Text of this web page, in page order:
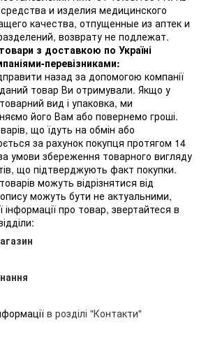
и изделия медицинского
качества, отпущенные из аптек и
возврату не подлежат.
з доставкою по Україні
перевізниками:
назад за допомогою компанії
даний товар Ви отримували. Якщо у
вид і упаковка, ми
його Вам або повернемо гроші.
що їдуть на обмін або
за рахунок покупця протягом 14
умови збереження товарного вигляду
що підтверджують факт покупки.
можуть відрізнятися від
можуть бути не актуальними,
про товар, звертайтеся в
в розділі "Контакти"